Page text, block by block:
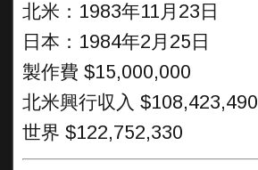
北米：1983年11月23日
日本：1984年2月25日
製作費 $15,000,000
北米興行収入 $108,423,490
世界 $122,752,330